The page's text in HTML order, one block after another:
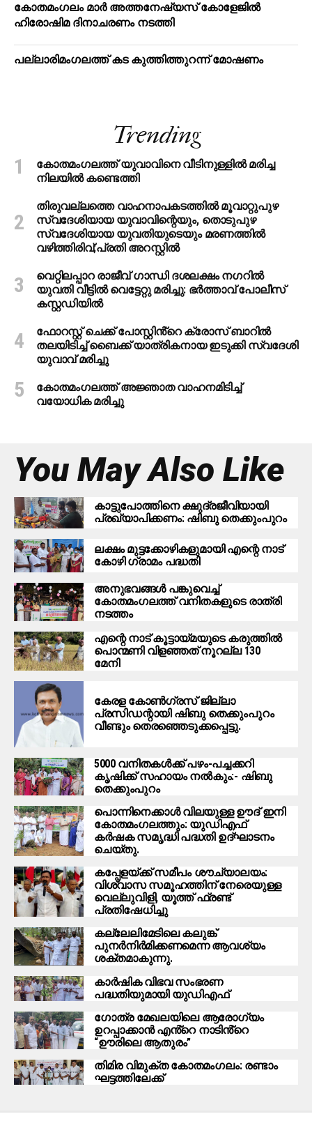
കോതമംഗലം മാര്‍ അത്തനേഷ്യസ് കോളേജില്‍
ഹിരോഷിമ ദിനാചരണം നടത്തി
പ​ല്ലാ​രി​മം​ഗ​ല​ത്ത് ക​ട കു​ത്തി​ത്തുറ​ന്ന് മോ​ഷ​ണം
Trending
കോതമംഗലത്ത് യുവാവിനെ വീടിനുള്ളിൽ മരിച്ച
നിലയിൽ കണ്ടെത്തി
തിരുവല്ലത്തെ വാഹനാപകടത്തില്‍ മൂവാറ്റുപുഴ
സ്വദേശിയായ യുവാവിന്റെയും, തൊടുപുഴ
സ്വദേശിയായ യുവതിയുടെയും മരണത്തില്‍
വഴിത്തിരിവ്;പ്രതി അറസ്റ്റില്‍
വെറ്റിലപ്പാറ രാജീവ് ഗാന്ധി ദശലക്ഷം നഗറിൽ
യുവതി വീട്ടിൽ വെട്ടേറ്റു മരിച്ചു: ഭർത്താവ് പോലീസ്
കസ്റ്റഡിയിൽ
ഫോറസ്റ്റ് ചെക്ക് പോസ്റ്റിൻ്റെ ക്രോസ് ബാറില്‍
തലയിടിച്ച് ബൈക്ക് യാത്രികനായ ഇടുക്കി സ്വദേശി
യുവാവ് മരിച്ചു
കോതമംഗലത്ത് അജ്ഞാത വാഹനമിടിച്ച്
വയോധിക മരിച്ചു
You May Also Like
കാട്ടുപോത്തിനെ ക്ഷുദ്രജീവിയായി
പ്രഖ്യാപിക്കണം: ഷിബു തെക്കുംപുറം
ലക്ഷം മുട്ടക്കോഴികളുമായി എന്റെ നാട്
കോഴി ഗ്രാമം പദ്ധതി
അനുഭവങ്ങൾ പങ്കുവെച്ച്
കോതമംഗലത്ത് വനിതകളുടെ രാത്രി
നടത്തം
എന്റെ നാട് കൂട്ടായ്മയുടെ കരുത്തിൽ
പൊന്മണി വിളഞ്ഞത് നൂറല്ല 130
മേനി
കേരള കോൺഗ്രസ് ജില്ലാ
പ്രസിഡന്റായി ഷിബു തെക്കുംപുറം
വീണ്ടും തെരഞ്ഞെടുക്കപ്പെട്ടു.
5000 വനിതകൾക്ക് പഴം-പച്ചക്കറി
കൃഷിക്ക് സഹായം നൽകും:- ഷിബു
തെക്കുംപുറം
പൊന്നിനെക്കാള്‍ വിലയുള്ള ഊദ് ഇനി
കോതമംഗലത്തും: യുഡിഎഫ്
കർഷക സമൃദ്ധി പദ്ധതി ഉദ്ഘാടനം
ചെയ്തു.
കപ്പേളയ്ക്ക് സമീപം ശൗച്യാലയം:
വിശ്വാസ സമൂഹത്തിന് നേരെയുള്ള
വെല്ലുവിളി, യൂത്ത് ഫ്രണ്ട്
പ്രതിഷേധിച്ചു
കല്ലേലിമേടിലെ കലുങ്ക്
പുനർനിർമിക്കണമെന്ന ആവശ്യം
ശക്തമാകുന്നു.
കാർഷിക വിഭവ സംഭരണ
പദ്ധതിയുമായി യുഡിഎഫ്
ഗോത്ര മേഖലയിലെ ആരോഗ്യം
ഉറപ്പാക്കാൻ എൻ്റെ നാടിൻ്റെ
“ഊരിലെ ആതുരം”
തിമിര വിമുക്ത കോതമംഗലം: രണ്ടാം
ഘട്ടത്തിലേക്ക്